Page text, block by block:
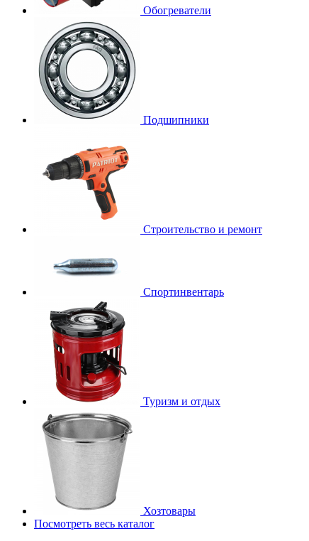
Обогреватели
Подшипники
Строительство и ремонт
Спортинвентарь
Туризм и отдых
Хозтовары
Посмотреть весь каталог